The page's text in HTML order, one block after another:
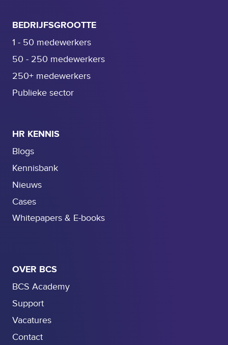
BEDRIJFSGROOTTE
1 - 50 medewerkers
50 - 250 medewerkers
250+ medewerkers
Publieke sector
HR KENNIS
Blogs
Kennisbank
Nieuws
Cases
Whitepapers & E-books
OVER BCS
BCS Academy
Support
Vacatures
Contact